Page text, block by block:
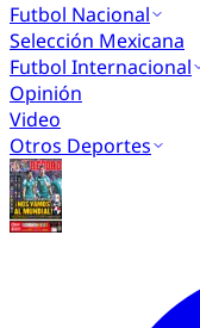
Futbol Nacional
Selección Mexicana
Futbol Internacional
Opinión
Video
Otros Deportes